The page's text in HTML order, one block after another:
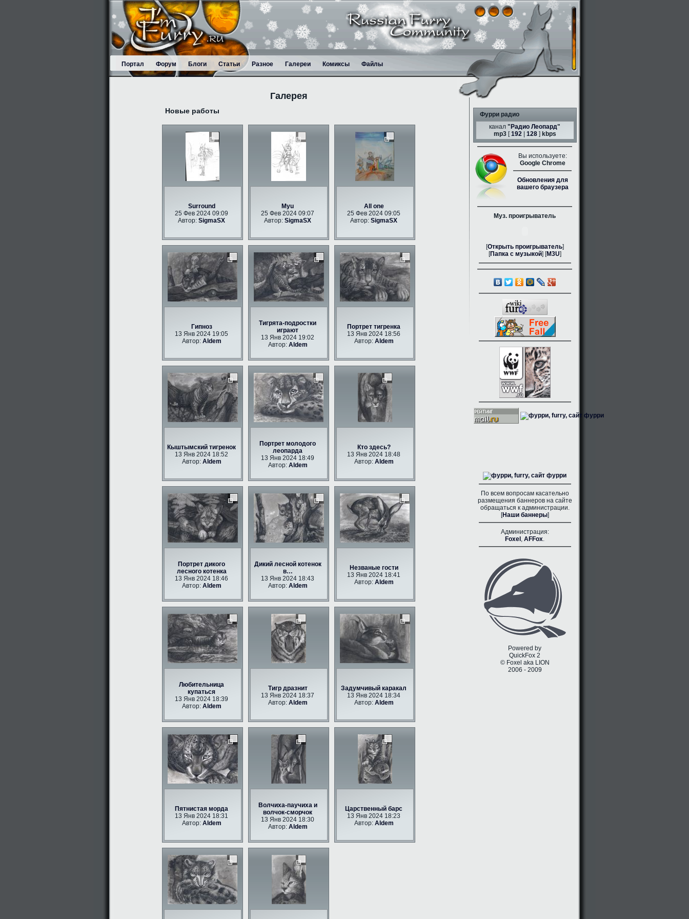
Портал Форум Блоги Статьи Разное Галереи Комиксы Файлы
Галерея
Новые работы
Surround
25 Фев 2024 09:09
Автор: SigmaSX
Myu
25 Фев 2024 09:07
Автор: SigmaSX
All one
25 Фев 2024 09:05
Автор: SigmaSX
Гипноз
13 Янв 2024 19:05
Автор: Aldem
Тигрята-подростки
играют
13 Янв 2024 19:02
Автор: Aldem
Портрет тигренка
13 Янв 2024 18:56
Автор: Aldem
Кыштымский тигренок
13 Янв 2024 18:52
Автор: Aldem
Портрет молодого
леопарда
13 Янв 2024 18:49
Автор: Aldem
Кто здесь?
13 Янв 2024 18:48
Автор: Aldem
Портрет дикого
лесного котенка
13 Янв 2024 18:46
Автор: Aldem
Дикий лесной котенок
в…
13 Янв 2024 18:43
Автор: Aldem
Незваные гости
13 Янв 2024 18:41
Автор: Aldem
Любительница
купаться
13 Янв 2024 18:39
Автор: Aldem
Тигр дразнит
13 Янв 2024 18:37
Автор: Aldem
Задумчивый каракал
13 Янв 2024 18:34
Автор: Aldem
Пятнистая морда
13 Янв 2024 18:31
Автор: Aldem
Волчиха-паучиха и
волчок-сморчок
13 Янв 2024 18:30
Автор: Aldem
Царственный барс
13 Янв 2024 18:23
Автор: Aldem
Фурри радио
канал " Радио Леопард"
mp3[192| 128] kbps
Вы используете:
Google Chrome
Обновления для
вашего браузера
Муз. проигрыватель
[Открыть проигрыватель]
[Папка с музыкой] [M3U]
По всем вопросам касательно
размещения баннеров на сайте
обращаться к администрации.
[Наши баннеры]
Администрация:
Foxel , AFFox.
Powered by
QuickFox 2
© Foxel aka LION
2006 - 2009